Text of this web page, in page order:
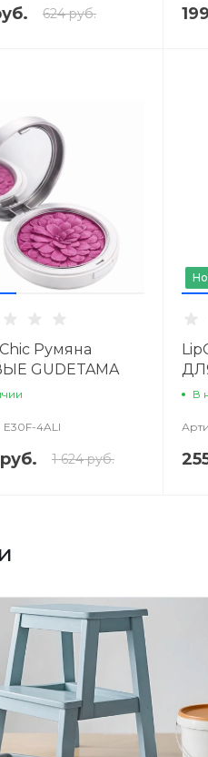
624 руб.
Румяна
GUDETAMA
E30F-4ALI
1 624 руб.
В